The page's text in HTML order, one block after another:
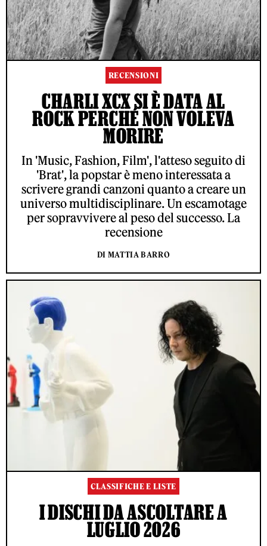
RECENSIONI
CHARLI XCX SI È DATA AL
ROCK PERCHÉ NON VOLEVA
MORIRE
In 'Music, Fashion, Film', l'atteso seguito di
'Brat', la popstar è meno interessata a
scrivere grandi canzoni quanto a creare un
universo multidisciplinare. Un escamotage
per sopravvivere al peso del successo. La
recensione
DI MATTIA BARRO
CLASSIFICHE E LISTE
I DISCHI DA ASCOLTARE A
LUGLIO 2026